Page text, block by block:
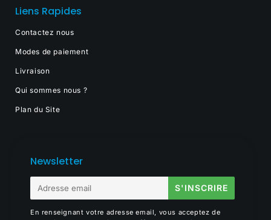
Liens Rapides
Contactez nous
Modes de paiement
Livraison
Qui sommes nous ?
Plan du Site
Newsletter
mail
S'INSCRIRE
En renseignant votre adresse email, vous acceptez de